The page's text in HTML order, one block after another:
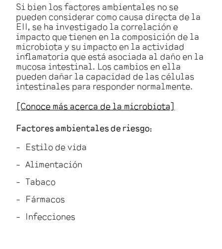
Si bien los factores ambientales no se
pueden considerar como causa directa de la
EII, se ha investigado la correlación e
impacto que tienen en la composición de la
microbiota y su impacto en la actividad
inflamatoria que está asociada al daño en la
mucosa intestinal. Los cambios en ella
pueden dañar la capacidad de las células
intestinales para responder normalmente.
[Conoce más acerca de la microbiota]
Factores ambientales de riesgo:
Estilo de vida
Alimentación
Tabaco
Fármacos
Infecciones